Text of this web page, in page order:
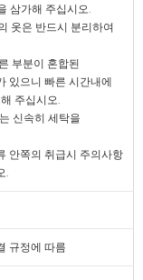
삼가해 주십시오.
옷은 반드시 분리하여
부분이 혼합된
있으니 빠른 시간내에
주십시오.
신속히 세탁을
안쪽의 취급시 주의사항
규정에 따름